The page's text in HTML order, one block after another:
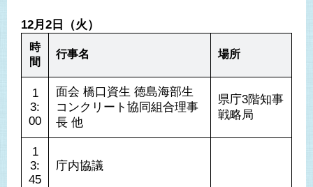
12月2日（火）
時
間
行事名 場所
1
3:
00
面会 橋口資生 徳島海部生
コンクリート協同組合理事
長 他
県庁3階知事
戦略局
1
3:
45
庁内協議